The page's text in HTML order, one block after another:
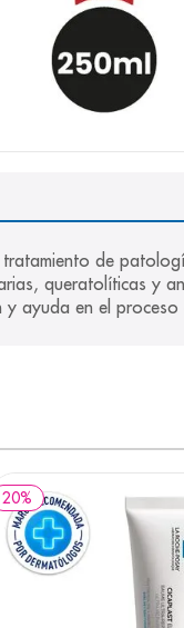
de
queratolíticas y
ayuda en el
20%